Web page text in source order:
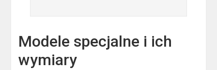
Modele specjalne i ich
wymiary